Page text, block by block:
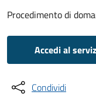
Procedimento di
Accedi al
Condividi